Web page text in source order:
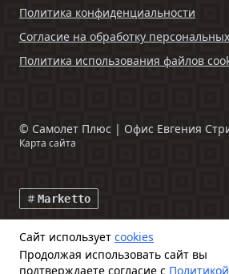
Политика конфиденциальности
Согласие на обработку
Политика использования файлов
© Самолет Плюс | Офис Евгения
Карта сайта
Marketto
Данный интернет-сайт и информация,
включая фото- и видеоматериалы, носят
Сайт использует cookies
Продолжая использовать сайт вы
подтверждаете согласие с Политикой